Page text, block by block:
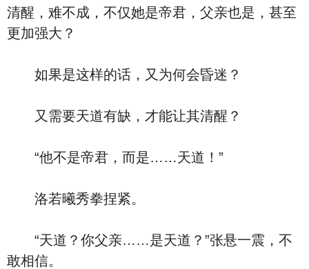
清醒，难不成，不仅她是帝君，父亲也是，甚至
更加强大？
如果是这样的话，又为何会昏迷？
又需要天道有缺，才能让其清醒？
“他不是帝君，而是……天道！”
洛若曦秀拳捏紧。
“天道？你父亲……是天道？”张悬一震，不
敢相信。